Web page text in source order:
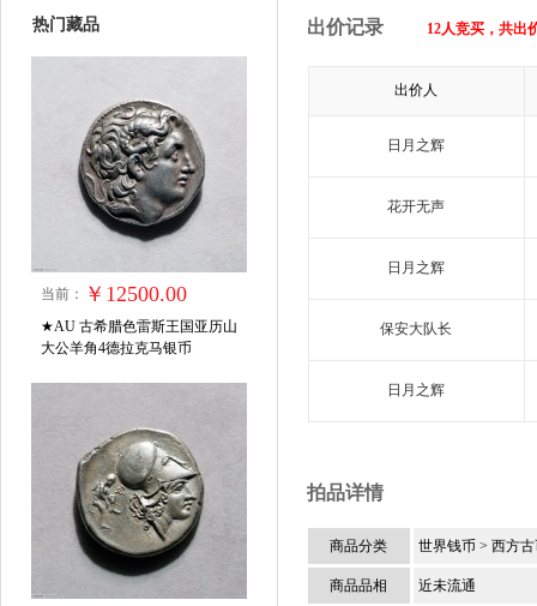
热门藏品
当前： ￥12500.00
★AU 古希腊色雷斯王国亚历山
大公羊角4德拉克马银币
出价记录 12人竞买，共出
出价人
日月之辉
花开无声
日月之辉
保安大队长
日月之辉
拍品详情
商品分类 世界钱币> 西方
商品品相 近未流通